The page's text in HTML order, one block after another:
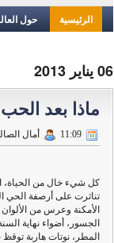
الرئيسية حول
06 يناير 2013
ماذا بعد
أمال
كل شيء خال من الحياة،
تناثرت على أرصفة الحي
الأمكنة وعرس من
الجسور، أضواء نهاية
المطر، نوتات هاربة